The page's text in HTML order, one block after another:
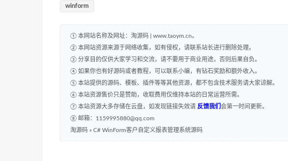
winform
① 本网站名称及网址：淘源码 | www.taoym.cn。
② 本网站资源来源于网络收集，如有侵权，请联系站长进行删除处理。
③ 分享目的仅供大家学习和交流，请不要用于商业用途，否则后果自负。
④ 如果你也有好源码或者教程，可以联系小编，有钻石奖励和额外收入。
⑤ 本站提供的源码、模板、插件等等其他资源，都不包含技术服务请大家谅解。
⑥ 本站资源售价只是赞助，收取费用仅维持本站的日常运营所需。
⑦ 本站资源大多存储在云盘，如发现链接失效请 反馈我们 会第一时间更新。
⑧ 邮箱：1159995880@qq.com
淘源码 » C# WinForm客户自定义报表管理系统源码